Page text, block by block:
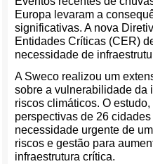
Europa levaram a
significativas. A nova
Entidades Críticas (CER)
necessidade de
A Sweco realizou um
sobre a vulnerabilidade da
riscos climáticos. O
perspectivas de 26
necessidade urgente de
riscos e gestão para
infraestrutura crítica.